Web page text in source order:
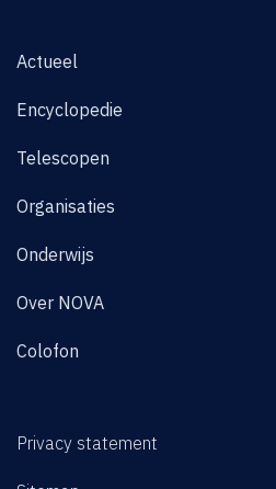
Actueel
Encyclopedie
Telescopen
Organisaties
Onderwijs
Over NOVA
Colofon
Privacy statement